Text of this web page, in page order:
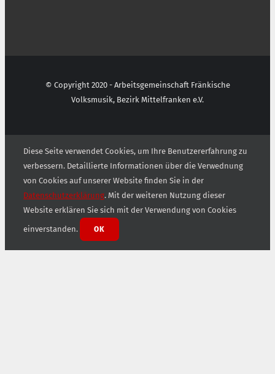
© Copyright 2020 - Arbeitsgemeinschaft Fränkische
Volksmusik, Bezirk Mittelfranken e.V.
Diese Seite verwendet Cookies, um Ihre Benutzererfahrung zu
verbessern. Detaillierte Informationen über die Verwednung
von Cookies auf unserer Website finden Sie in der
Datenschutzerklärung. Mit der weiteren Nutzung dieser
Website erklären Sie sich mit der Verwendung von Cookies
einverstanden. OK